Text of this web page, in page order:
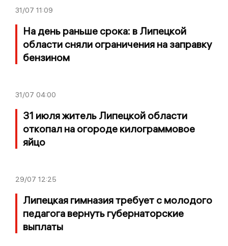
31/07 11:09
На день раньше срока: в Липецкой
области сняли ограничения на заправку
бензином
31/07 04:00
31 июля житель Липецкой области
откопал на огороде килограммовое
яйцо
29/07 12:25
Липецкая гимназия требует с молодого
педагога вернуть губернаторские
выплаты